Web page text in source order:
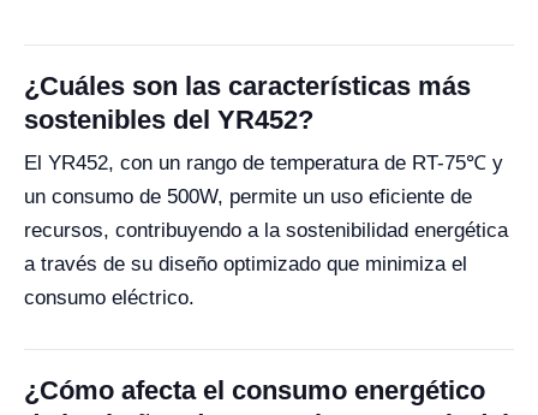
¿Cuáles son las características más
sostenibles del YR452?
El YR452, con un rango de temperatura de RT-75℃ y
un consumo de 500W, permite un uso eficiente de
recursos, contribuyendo a la sostenibilidad energética
a través de su diseño optimizado que minimiza el
consumo eléctrico.
¿Cómo afecta el consumo energético